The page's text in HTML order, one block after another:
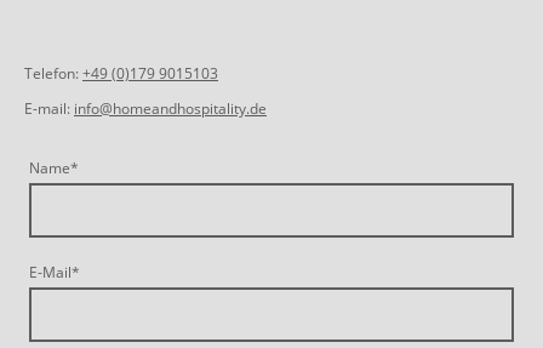
Telefon:+49 (0)179 9015103
E-mail: info@homeandhospitality.de
Name*
E-Mail*